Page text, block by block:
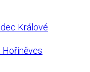
Králové
Hořiněves